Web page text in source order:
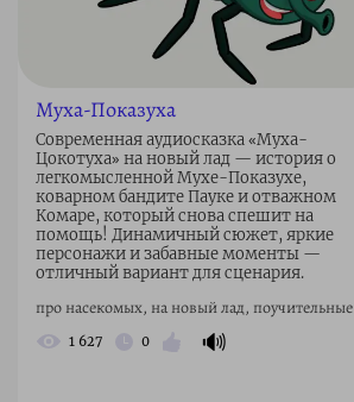
Муха-Показуха
Современная аудиосказка «Муха-
Цокотуха» на новый лад — история о
легкомысленной Мухе-Показухе,
коварном бандите Пауке и отважном
Комаре, который снова спешит на
помощь! Динамичный сюжет, яркие
персонажи и забавные моменты —
отличный вариант для сценария.
про насекомых, на новый лад, поучительные
1 627 0 🔊